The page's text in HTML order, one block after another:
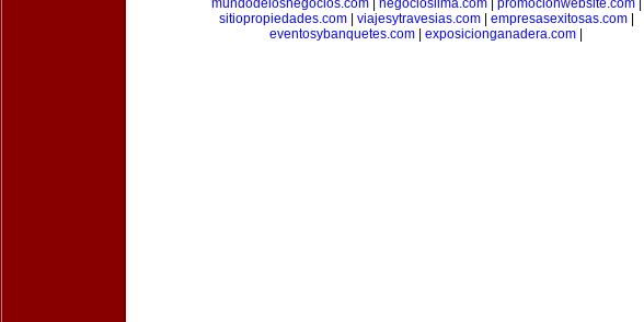
mundodelosnegocios.com| negocioslima.com| promocionwebsite.com|
sitiopropiedades.com| viajesytravesias.com| empresasexitosas.com|
eventosybanquetes.com
exposicionganadera.com